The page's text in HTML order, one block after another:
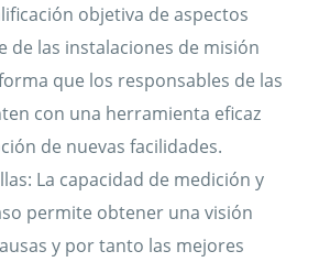
objetiva de aspectos
de las instalaciones de misión
que los responsables de las
con una herramienta eficaz
de nuevas facilidades.
La capacidad de medición y
permite obtener una visión
y por tanto las mejores